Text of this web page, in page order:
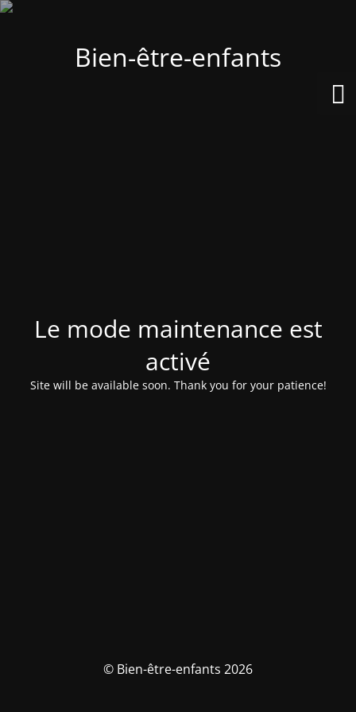
Bien-être-enfants
Le mode maintenance est
activé
Site will be available soon. Thank you for your patience!
© Bien-être-enfants 2026